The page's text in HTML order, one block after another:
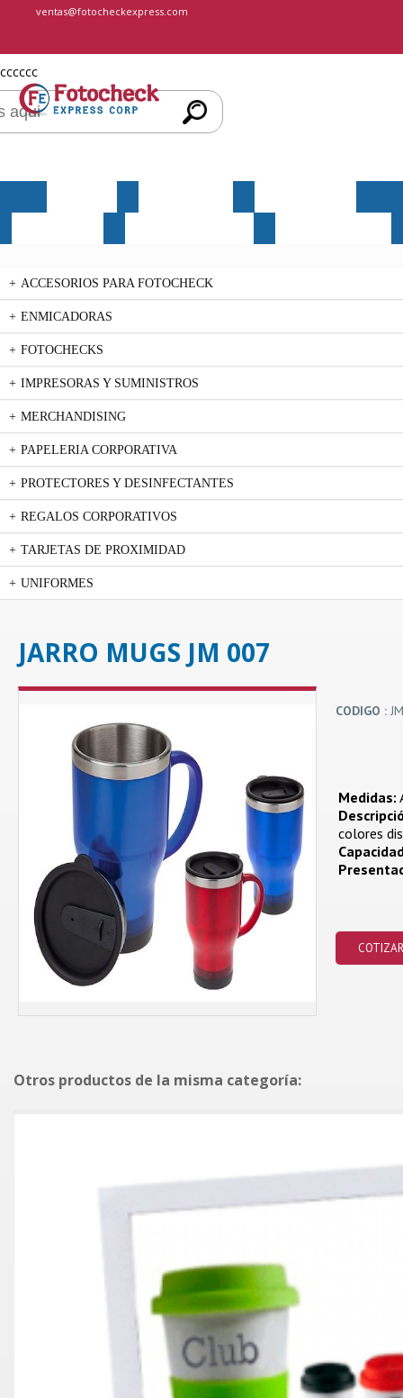
ventas@fotocheckexpress.com
cccccc
ACCESORIOS PARA FOTOCHECK
ENMICADORAS
FOTOCHECKS
IMPRESORAS Y SUMINISTROS
MERCHANDISING
PAPELERIA CORPORATIVA
PROTECTORES Y DESINFECTANTES
REGALOS CORPORATIVOS
TARJETAS DE PROXIMIDAD
UNIFORMES
JARRO MUGS JM 007
CODIGO :
Medidas:
colores
COTIZAR
Otros productos de la misma categoría: